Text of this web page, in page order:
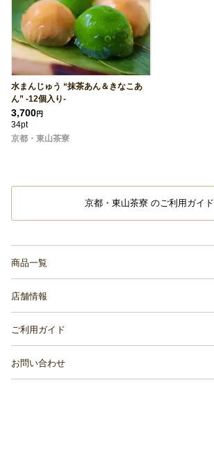
水まんじゅう “抹茶あん＆きなこあ
ん” -12個入り-
3,700円
34pt
京都・東山茶寮
京都・東山茶寮 のご利用ガイド
商品一覧
店舗情報
ご利用ガイド
お問い合わせ